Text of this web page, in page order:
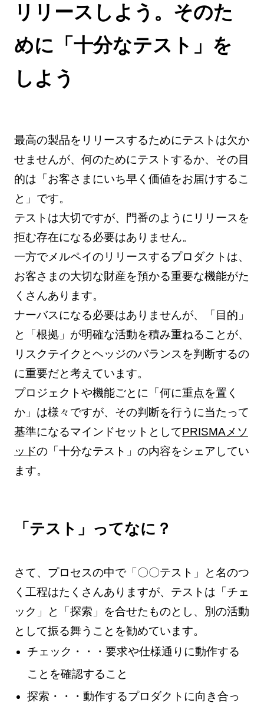
リリースしよう。そのた
めに「十分なテスト」を
しよう
最高の製品をリリースするためにテストは欠か
せませんが、何のためにテストするか、その目
的は「お客さまにいち早く価値をお届けするこ
と」です。
テストは大切ですが、門番のようにリリースを
拒む存在になる必要はありません。
一方でメルペイのリリースするプロダクトは、
お客さまの大切な財産を預かる重要な機能がた
くさんあります。
ナーバスになる必要はありませんが、「目的」
と「根拠」が明確な活動を積み重ねることが、
リスクテイクとヘッジのバランスを判断するの
に重要だと考えています。
プロジェクトや機能ごとに「何に重点を置く
か」は様々ですが、その判断を行うに当たって
基準になるマインドセットとしてPRISMAメソ
ッドの「十分なテスト」の内容をシェアしてい
ます。
「テスト」ってなに？
さて、プロセスの中で「〇〇テスト」と名のつ
く工程はたくさんありますが、テストは「チェ
ック」と「探索」を合せたものとし、別の活動
として振る舞うことを勧めています。
チェック・・・要求や仕様通りに動作する
ことを確認すること
探索・・・動作するプロダクトに向き合っ